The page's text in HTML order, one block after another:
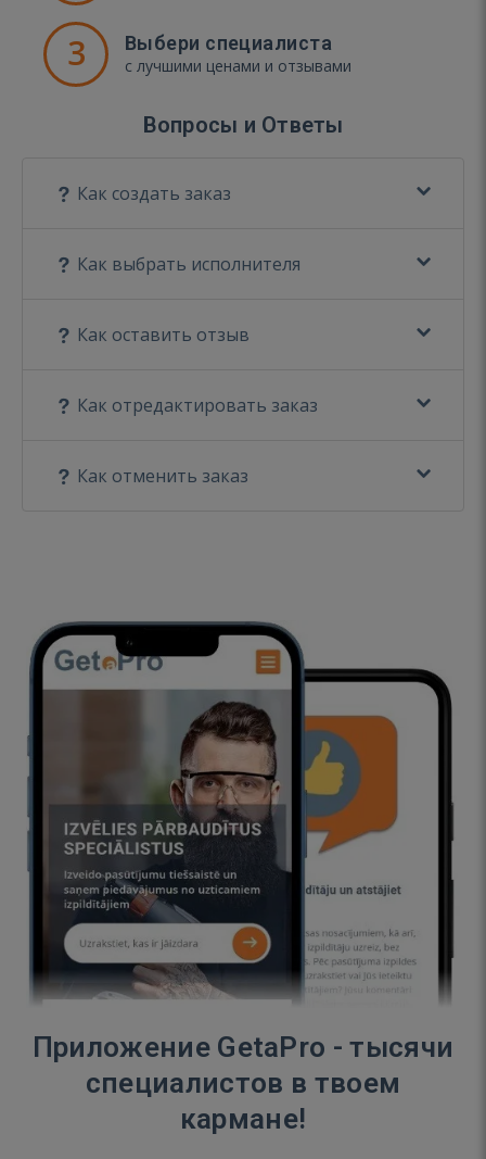
3 Выбери специалиста
с лучшими ценами и отзывами
Вопросы и Ответы
Как создать заказ
Как выбрать исполнителя
Как оставить отзыв
Как отредактировать заказ
Как отменить заказ
Приложение GetaPro - тысячи
специалистов в твоем
кармане!